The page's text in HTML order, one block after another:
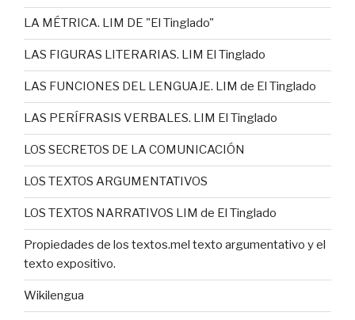
LA MÉTRICA. LIM DE "El Tinglado"
LAS FIGURAS LITERARIAS. LIM El Tinglado
LAS FUNCIONES DEL LENGUAJE. LIM de El Tinglado
LAS PERÍFRASIS VERBALES. LIM El Tinglado
LOS SECRETOS DE LA COMUNICACIÓN
LOS TEXTOS ARGUMENTATIVOS
LOS TEXTOS NARRATIVOS LIM de El Tinglado
Propiedades de los textos.mel texto argumentativo y el
texto expositivo.
Wikilengua